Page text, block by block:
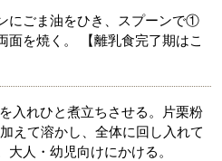
にごま油をひき、スプーンで①
面を焼く。 【離乳食完了期はこ
入れひと煮立ちさせる。片栗粉
えて溶かし、全体に回し入れて
大人・幼児向けにかける。